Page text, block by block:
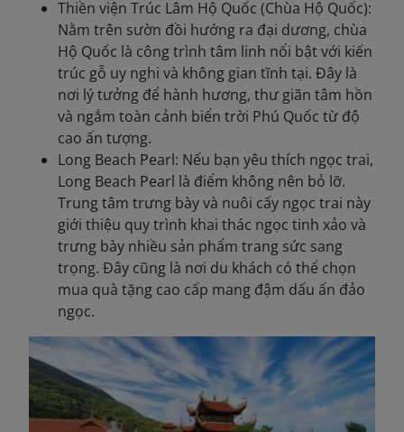
Thiền viện Trúc Lâm Hộ Quốc (Chùa Hộ Quốc):
Nằm trên sườn đồi hướng ra đại dương, chùa
Hộ Quốc là công trình tâm linh nổi bật với kiến
trúc gỗ uy nghi và không gian tĩnh tại. Đây là
nơi lý tưởng để hành hương, thư giãn tâm hồn
và ngắm toàn cảnh biển trời Phú Quốc từ độ
cao ấn tượng.
Long Beach Pearl: Nếu bạn yêu thích ngọc trai,
Long Beach Pearl là điểm không nên bỏ lỡ.
Trung tâm trưng bày và nuôi cấy ngọc trai này
giới thiệu quy trình khai thác ngọc tinh xảo và
trưng bày nhiều sản phẩm trang sức sang
trọng. Đây cũng là nơi du khách có thể chọn
mua quà tặng cao cấp mang đậm dấu ấn đảo
ngọc.